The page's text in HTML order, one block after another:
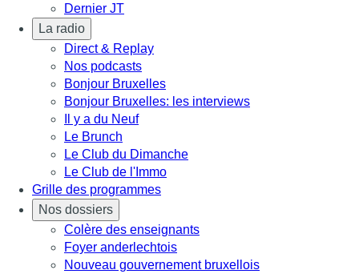
Dernier JT
La radio
Direct & Replay
Nos podcasts
Bonjour Bruxelles
Bonjour Bruxelles: les interviews
Il y a du Neuf
Le Brunch
Le Club du Dimanche
Le Club de l'Immo
Grille des programmes
Nos dossiers
Colère des enseignants
Foyer anderlechtois
Nouveau gouvernement bruxellois